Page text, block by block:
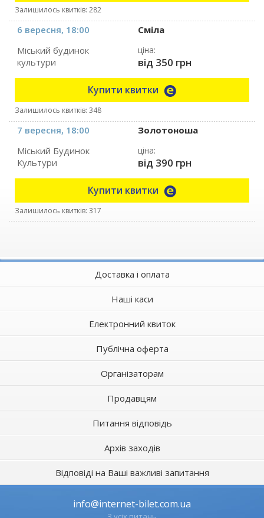
Залишилось квитків: 282
6 вересня, 18:00
Сміла
Міський будинок
культури
ціна:
від 350 грн
Купити квитки
Залишилось квитків: 348
7 вересня, 18:00
Золотоноша
Міський Будинок
Культури
ціна:
від 390 грн
Купити квитки
Залишилось квитків: 317
Доставка і оплата
Наші каси
Електронний квиток
Публічна оферта
Організаторам
Продавцям
Питання відповідь
Архів заходів
Відповіді на Ваші важливі запитання
info@internet-bilet.com.ua